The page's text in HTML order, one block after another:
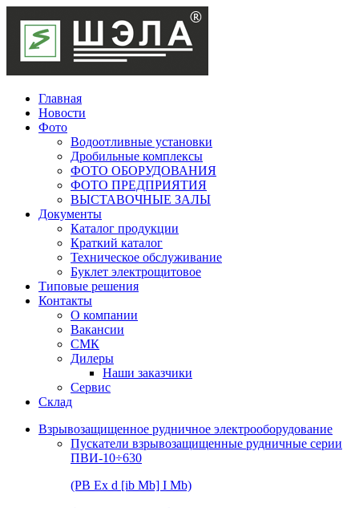
Главная
Новости
Фото
Водоотливные установки
Дробильные комплексы
ФОТО ОБОРУДОВАНИЯ
ФОТО ПРЕДПРИЯТИЯ
ВЫСТАВОЧНЫЕ ЗАЛЫ
Документы
Каталог продукции
Краткий каталог
Техническое обслуживание
Буклет электрощитовое
Типовые решения
Контакты
О компании
Вакансии
СМК
Дилеры
Наши заказчики
Сервис
Склад
Взрывозащищенное рудничное электрооборудование
Пускатели взрывозащищенные рудничные серии
ПВИ-10÷630
(РВ Ex d [ib Mb] I Mb)